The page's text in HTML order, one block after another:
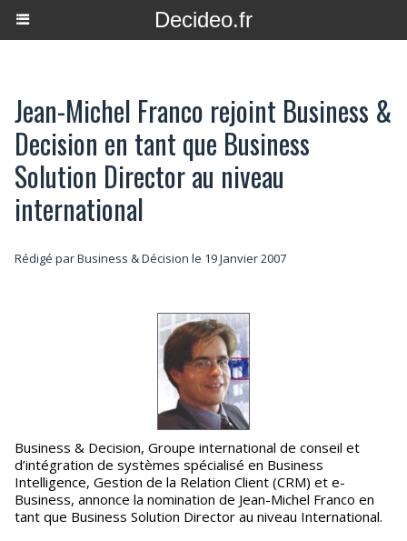
Decideo.fr
Jean-Michel Franco rejoint Business &
Decision en tant que Business
Solution Director au niveau
international
Rédigé par Business & Décision le 19 Janvier 2007
Business & Decision, Groupe international de conseil et
d’intégration de systèmes spécialisé en Business
Intelligence, Gestion de la Relation Client (CRM) et e-
Business, annonce la nomination de Jean-Michel Franco en
tant que Business Solution Director au niveau International.